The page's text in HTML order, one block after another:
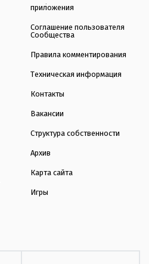
приложения
Соглашение пользователя
Сообщества
Правила комментирования
Техническая информация
Контакты
Вакансии
Структура собственности
Архив
Карта сайта
Игры